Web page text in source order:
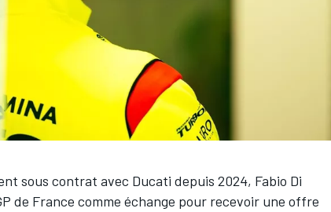
sous contrat avec Ducati depuis 2024, Fabio Di
de France comme échange pour recevoir une offre